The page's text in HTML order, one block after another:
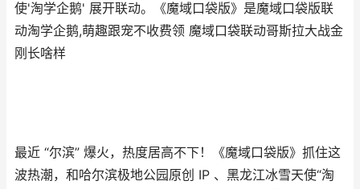
使'淘学企鹅' 展开联动。《魔域口袋版》是魔域口袋版联
动淘学企鹅,萌趣跟宠不收费领 魔域口袋联动哥斯拉大战金
刚长啥样
最近 “尔滨” 爆火，热度居高不下！《魔域口袋版》抓住这
波热潮，和哈尔滨极地公园原创 IP 、黑龙江冰雪天使“淘